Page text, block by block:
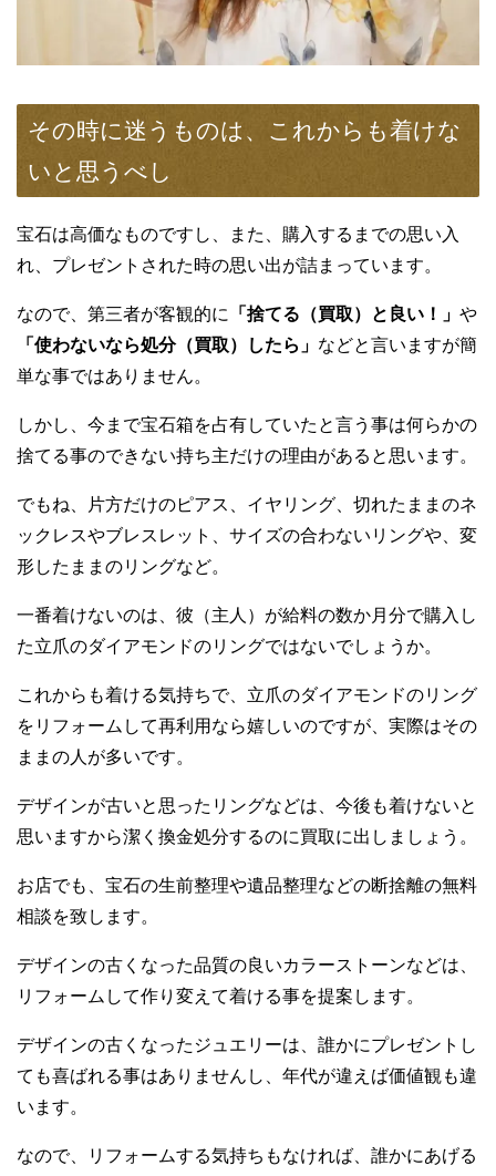
その時に迷うものは、これからも着けな
いと思うべし
宝石は高価なものですし、また、購入するまでの思い入
れ、プレゼントされた時の思い出が詰まっています。
なので、第三者が客観的に 「捨てる（買取）と良い！」 や
「使わないなら処分（買取）したら」 などと言いますが簡
単な事ではありません。
しかし、今まで宝石箱を占有していたと言う事は何らかの
捨てる事のできない持ち主だけの理由があると思います。
でもね、片方だけのピアス、イヤリング、切れたままのネ
ックレスやブレスレット、サイズの合わないリングや、変
形したままのリングなど。
一番着けないのは、彼（主人）が給料の数か月分で購入し
た立爪のダイアモンドのリングではないでしょうか。
これからも着ける気持ちで、立爪のダイアモンドのリング
をリフォームして再利用なら嬉しいのですが、実際はその
ままの人が多いです。
デザインが古いと思ったリングなどは、今後も着けないと
思いますから潔く換金処分するのに買取に出しましょう。
お店でも、宝石の生前整理や遺品整理などの断捨離の無料
相談を致します。
デザインの古くなった品質の良いカラーストーンなどは、
リフォームして作り変えて着ける事を提案します。
デザインの古くなったジュエリーは、誰かにプレゼントし
ても喜ばれる事はありませんし、年代が違えば価値観も違
います。
なので、リフォームする気持ちもなければ、誰かにあげる